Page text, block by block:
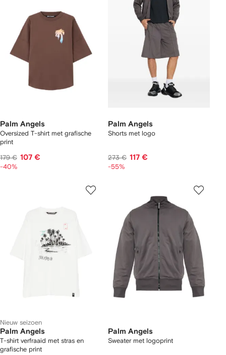
Palm Angels
Oversized T-shirt met grafische
print
179 € 107 €
-40%
Palm Angels
Shorts met logo
273 € 117 €
-55%
Nieuw seizoen
Palm Angels
T-shirt verfraaid met stras en
grafische print
Palm Angels
Sweater met logoprint